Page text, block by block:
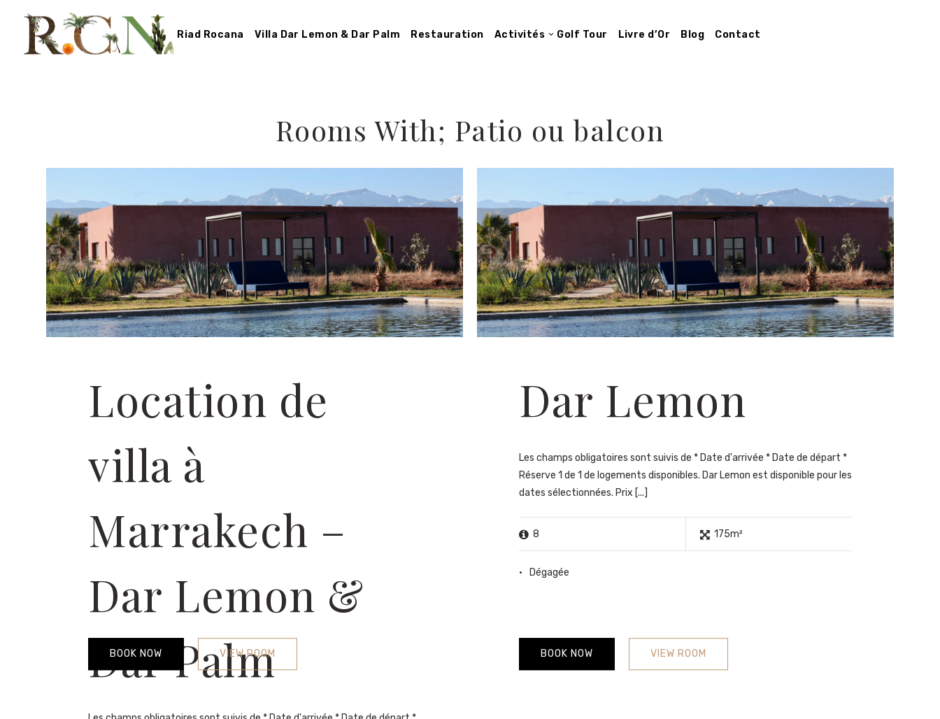
Riad Rocana Villa Dar Lemon & Dar Palm Restauration Activités Golf Tour Livre d’Or Blog Contact
Rooms With; Patio ou balcon
Location de
villa à
Marrakech –
Dar Lemon &
Dar Palm
VIEW ROOM
BOOK NOW
Dar Lemon
Les champs obligatoires sont suivis de * Date d'arrivée * Date de départ *
Réserve 1 de 1 de logements disponibles. Dar Lemon est disponible pour les
dates sélectionnées. Prix [...]
8 175m²
Dégagée
VIEW ROOM
BOOK NOW